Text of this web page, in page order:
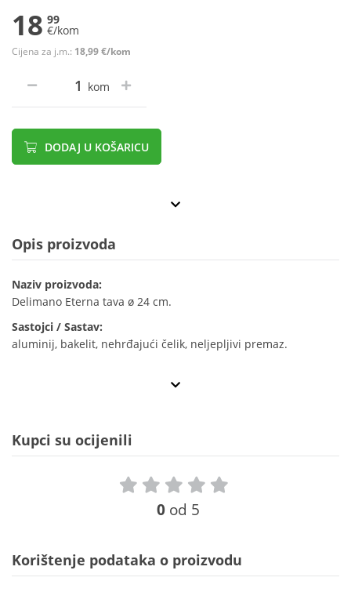
18 99
€/kom
Cijena za j.m.: 18,99 €/kom
kom
DODAJ U KOŠARICU
Opis proizvoda
Naziv proizvoda:
Delimano Eterna tava ø 24 cm.
Sastojci / Sastav:
aluminij, bakelit, nehrđajući čelik, neljepljivi premaz.
Kupci su ocijenili
0 od 5
Korištenje podataka o proizvodu